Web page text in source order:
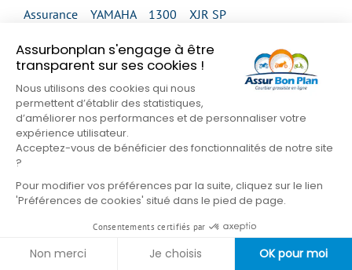
Assurbonplan s'engage à être
transparent sur ses cookies !
Nous utilisons des cookies qui nous
permettent d’établir des statistiques,
d’améliorer nos performances et de personnaliser votre
expérience utilisateur.
Acceptez-vous de bénéficier des fonctionnalités de notre site
?
Pour modifier vos préférences par la suite, cliquez sur le lien
'Préférences de cookies' situé dans le pied de page.
Consentements certifiés par
Non merci Je choisis OK pour moi
Assurance YAMAHA 1300 XJR SP
Assurance YAMAHA 1300 XVS MIDNIGHT STAR
Assurance YAMAHA 1300 XVS MIDNIGHT STAR
Assurance YAMAHA 1300 XVS TOUR CLASSIC
Assurance YAMAHA 1300 XVZ VENTURE
Assurance YAMAHA 1300 XVZ ROYAL STAR
Assurance YAMAHA 1600 XV WILD STAR
Assurance YAMAHA 1600 XV WILD STAR
Assurance YAMAHA 1700 MT 01